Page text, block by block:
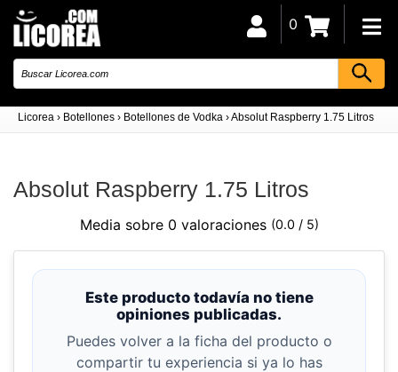
Licorea › Botellones › Botellones de Vodka ›Absolut Raspberry 1.75 Litros
0
Absolut Raspberry 1.75 Litros
Media sobre 0 valoraciones (0.0 / 5)
Este producto todavía no tiene
opiniones publicadas.
Puedes volver a la ficha del producto o
compartir tu experiencia si ya lo has